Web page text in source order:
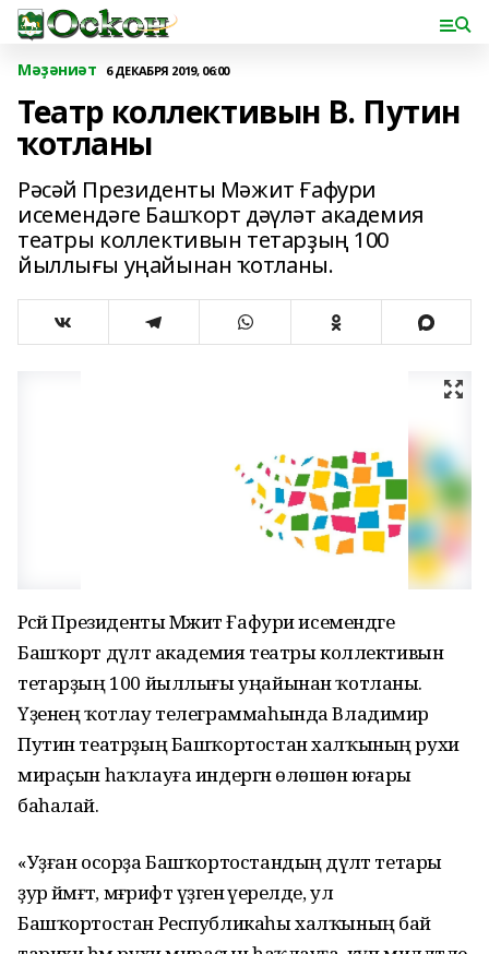
Мәҙәниәт 6 ДЕКАБРЯ 2019, 06:00
Театр коллективын В. Путин
ҡотланы
Рәсәй Президенты Мәжит Ғафури
исемендәге Башҡорт дәүләт академия
театры коллективын тетарҙың 100
йыллығы уңайынан ҡотланы.
Рәсәй Президенты Мәжит Ғафури исемендәге
Башҡорт дәүләт академия театры коллективын
тетарҙың 100 йыллығы уңайынан ҡотланы.
Үҙенең ҡотлау телеграммаһында Владимир
Путин театрҙың Башҡортостан халҡының рухи
мираҫын һаҡлауға индергән өлөшөн юғары
баһалай.
«Уҙған осорҙа Башҡортостандың дәүләт тетары
ҙур йәмәғәт, мәғрифәт үҙәгенә әүерелде, ул
Башҡортостан Республикаһы халҡының бай